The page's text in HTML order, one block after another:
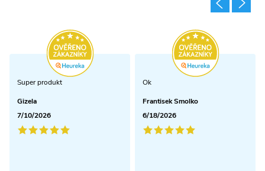
Super produkt
Gizela
7/10/2026
Ok
Frantisek Smolko
6/18/2026